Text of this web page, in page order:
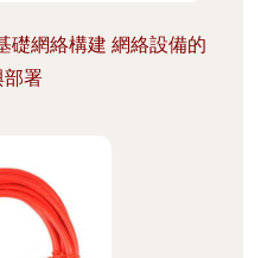
礎網絡構建 網絡設備的
部署